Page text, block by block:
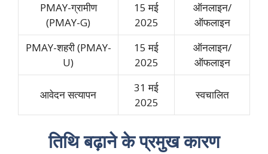
PMAY-ग्रामीण
(PMAY-G)
15 मई
2025
ऑनलाइन/
ऑफलाइन
PMAY-शहरी (PMAY-
U)
15 मई
2025
ऑनलाइन/
ऑफलाइन
आवेदन सत्यापन
31 मई
2025
स्वचालित
तिथि बढ़ाने के प्रमुख कारण